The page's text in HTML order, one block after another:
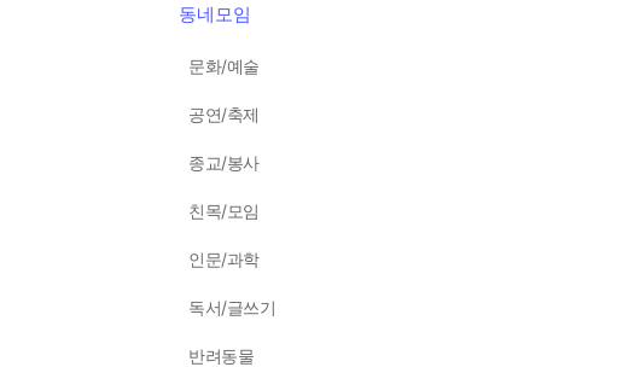
동네모임
문화/예술
공연/축제
종교/봉사
친목/모임
인문/과학
독서/글쓰기
반려동물